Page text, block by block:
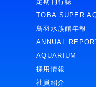
定期刊行誌
TOBA SUPER
鳥羽水族館年報
ANNUAL
AQUARIUM
採用情報
社員紹介